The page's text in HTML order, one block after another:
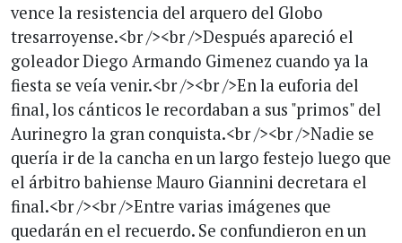
vence la resistencia del arquero del Globo
tresarroyense.<br /><br />Después apareció el
goleador Diego Armando Gimenez cuando ya la
fiesta se veía venir.<br /><br />En la euforia del
final, los cánticos le recordaban a sus "primos" del
Aurinegro la gran conquista.<br /><br />Nadie se
quería ir de la cancha en un largo festejo luego que
el árbitro bahiense Mauro Giannini decretara el
final.<br /><br />Entre varias imágenes que
quedarán en el recuerdo. Se confundieron en un